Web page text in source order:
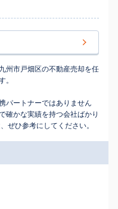
州市戸畑区の不動産売却を任
。
パートナーではありません
確かな実績を持つ会社ばかり
ぜひ参考にしてください。